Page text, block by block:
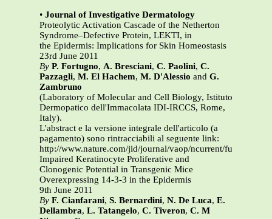
• Journal of Investigative Dermatology
Proteolytic Activation Cascade of the Netherton
Syndrome–Defective Protein, LEKTI, in
the Epidermis: Implications for Skin Homeostasis
23rd June 2011
By P. Fortugno, A. Bresciani, C. Paolini, C.
Pazzagli, M. El Hachem, M. D'Alessio and G.
Zambruno
(Laboratory of Molecular and Cell Biology, Istituto
Dermopatico dell'Immacolata IDI-IRCCS, Rome,
Italy).
L'abstract e la versione integrale dell'articolo (a
pagamento) sono rintracciabili al seguente link:
http://www.nature.com/jid/journal/vaop/ncurrent/full/
Impaired Keratinocyte Proliferative and
Clonogenic Potential in Transgenic Mice
Overexpressing 14-3-3 in the Epidermis
9th June 2011
By F. Cianfarani, S. Bernardini, N. De Luca, E.
Dellambra, L. Tatangelo, C. Tiveron, C. M